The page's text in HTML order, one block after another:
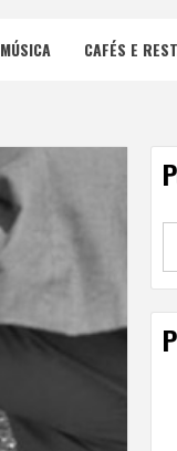
MÚSICA CAFÉS E